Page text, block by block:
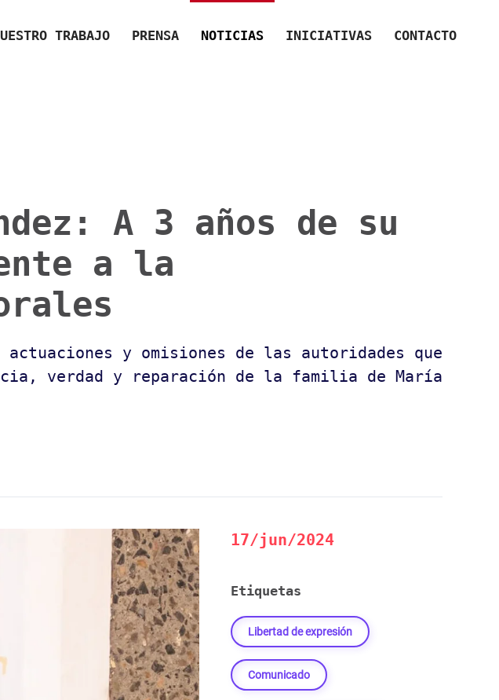
TRABAJO PRENSA NOTICIAS INICIATIVAS CONTACTO
A 3 años de su
a la
y omisiones de las autoridades que
verdad y reparación de la familia de María
17/jun/2024
Etiquetas
Libertad de expresión
Comunicado